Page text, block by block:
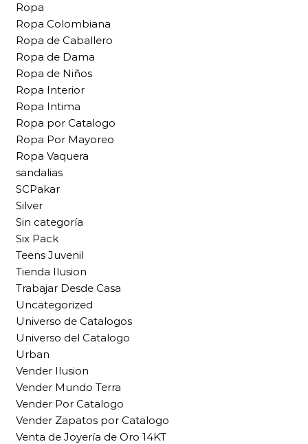
Ropa
Ropa Colombiana
Ropa de Caballero
Ropa de Dama
Ropa de Niños
Ropa Interior
Ropa Intima
Ropa por Catalogo
Ropa Por Mayoreo
Ropa Vaquera
sandalias
SCPakar
Silver
Sin categoría
Six Pack
Teens Juvenil
Tienda Ilusion
Trabajar Desde Casa
Uncategorized
Universo de Catalogos
Universo del Catalogo
Urban
Vender Ilusion
Vender Mundo Terra
Vender Por Catalogo
Vender Zapatos por Catalogo
Venta de Joyería de Oro 14KT